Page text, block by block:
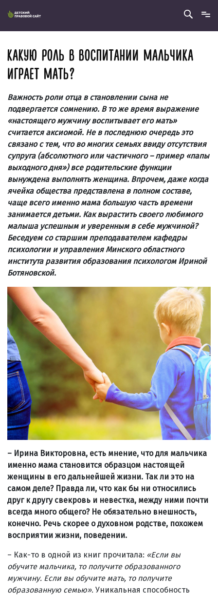
КАКУЮ РОЛЬ В ВОСПИТАНИИ МАЛЬЧИКА
ИГРАЕТ МАТЬ?
Важность роли отца в становлении сына не
подвергается сомнению. В то же время выражение
«настоящего мужчину воспитывает его мать»
считается аксиомой. Не в последнюю очередь это
связано с тем, что во многих семьях ввиду отсутствия
супруга (абсолютного или частичного – пример «папы
выходного дня») все родительские функции
вынуждена выполнять женщина. Впрочем, даже когда
ячейка общества представлена в полном составе,
чаще всего именно мама большую часть времени
занимается детьми. Как вырастить своего любимого
малыша успешным и уверенным в себе мужчиной?
Беседуем со старшим преподавателем кафедры
психологии и управления Минского областного
института развития образования психологом Ириной
Ботяновской.
– Ирина Викторовна, есть мнение, что для мальчика
именно мама становится образцом настоящей
женщины в его дальнейшей жизни. Так ли это на
самом деле? Правда ли, что как бы ни относились
друг к другу свекровь и невестка, между ними почти
всегда много общего? Не обязательно внешность,
конечно. Речь скорее о духовном родстве, похожем
восприятии жизни, поведении.
– Как-то в одной из книг прочитала: «Если вы
обучите мальчика, то получите образованного
мужчину. Если вы обучите мать, то получите
образованную семью». Уникальная способность